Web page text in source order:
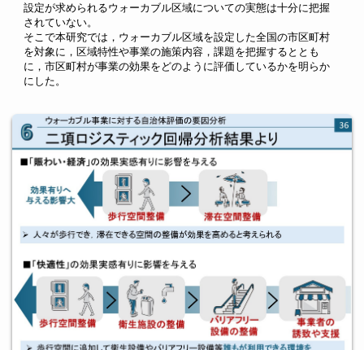
設定が求められるウォーカブル区域についての実態は十分に把握
されていない。
そこで本研究では，ウォーカブル区域を設定した全国の市区町村
を対象に，区域特性や事業の施策内容，課題を把握するととも
に，市区町村が事業の効果をどのように評価しているかを明らか
にした。